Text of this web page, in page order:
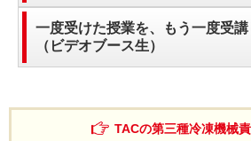
一度受けた授業を、もう一度受
（ビデオブース生）
TACの第三種冷凍機械